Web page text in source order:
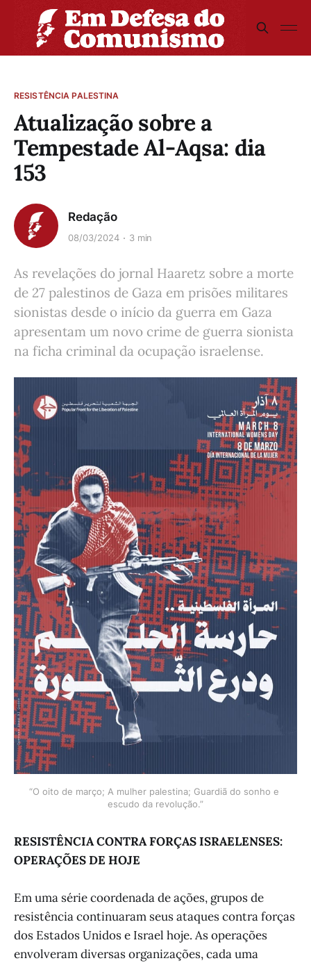
RESISTÊNCIA PALESTINA
Atualização sobre a
Tempestade Al-Aqsa: dia
153
Redação
08/03/2024 3 min
As revelações do jornal Haaretz sobre a morte
de 27 palestinos de Gaza em prisões militares
sionistas desde o início da guerra em Gaza
apresentam um novo crime de guerra sionista
na ficha criminal da ocupação israelense.
“O oito de março; A mulher palestina; Guardiã do sonho e
escudo da revolução.”
RESISTÊNCIA CONTRA FORÇAS ISRAELENSES:
OPERAÇÕES DE HOJE
Em uma série coordenada de ações, grupos de
resistência continuaram seus ataques contra forças
dos Estados Unidos e Israel hoje. As operações
envolveram diversas organizações, cada uma